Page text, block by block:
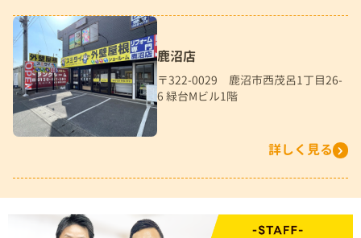
鹿沼店
〒322-0029 鹿沼市西茂呂1丁目26-
6 緑台Mビル1階
詳しく見る